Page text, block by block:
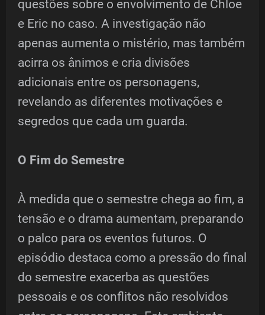
questões sobre o envolvimento de Chloe
e Eric no caso. A investigação não
apenas aumenta o mistério, mas também
acirra os ânimos e cria divisões
adicionais entre os personagens,
revelando as diferentes motivações e
segredos que cada um guarda.
O Fim do Semestre
À medida que o semestre chega ao fim, a
tensão e o drama aumentam, preparando
o palco para os eventos futuros. O
episódio destaca como a pressão do final
do semestre exacerba as questões
pessoais e os conflitos não resolvidos